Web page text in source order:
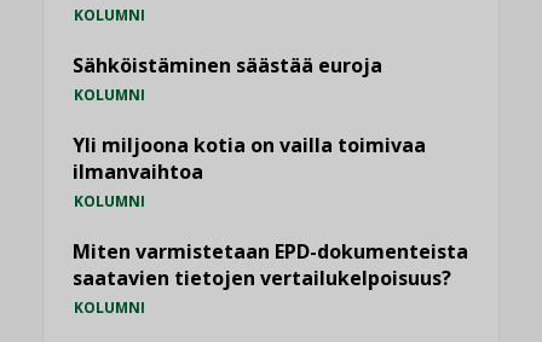
KOLUMNI
Sähköistäminen säästää euroja
KOLUMNI
Yli miljoona kotia on vailla toimivaa
ilmanvaihtoa
KOLUMNI
Miten varmistetaan EPD-dokumenteista
saatavien tietojen vertailukelpoisuus?
KOLUMNI